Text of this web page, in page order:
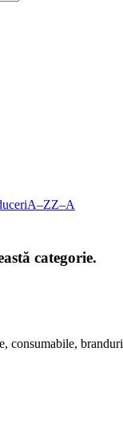
A–ZZ–A
categorie.
consumabile,